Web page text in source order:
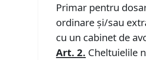
Primar pentru
ordinare şi/sau
cu un cabinet de
Art. 2. Cheltuielile